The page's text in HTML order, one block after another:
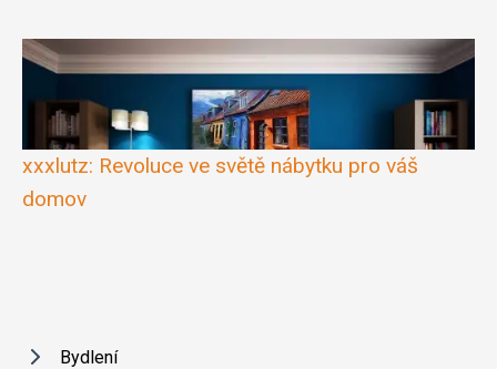
xxxlutz: Revoluce ve světě nábytku pro váš
domov
Bydlení